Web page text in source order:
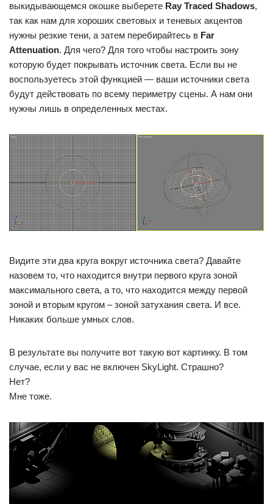
выкидывающемся окошке выберете Ray Traced Shadows,
так как нам для хороших световых и теневых акцентов
нужны резкие тени, а затем перебирайтесь в Far
Attenuation. Для чего? Для того чтобы настроить зону
которую будет покрывать источник света. Если вы не
воспользуетесь этой функцией — ваши источники света
будут действовать по всему периметру сцены. А нам они
нужны лишь в определенных местах.
Видите эти два круга вокруг источника света? Давайте
назовем то, что находится внутри первого круга зоной
максимального света, а то, что находится между первой
зоной и вторым кругом – зоной затухания света. И все.
Никаких больше умных слов.
В результате вы получите вот такую вот картинку. В том
случае, если у вас не включен SkyLight. Страшно?
Нет?
Мне тоже.